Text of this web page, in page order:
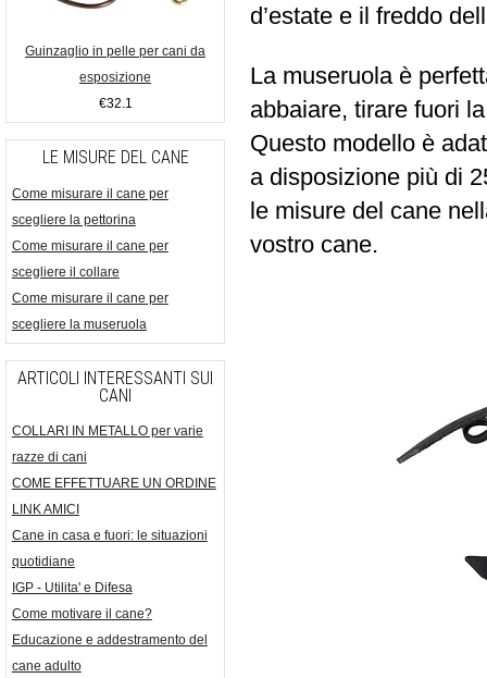
Guinzaglio in pelle per cani da
esposizione
€32.1
LE MISURE DEL CANE
Come misurare il cane per
scegliere la pettorina
Come misurare il cane per
scegliere il collare
Come misurare il cane per
scegliere la museruola
ARTICOLI INTERESSANTI SUI
CANI
COLLARI IN METALLO per varie
razze di cani
COME EFFETTUARE UN ORDINE
LINK AMICI
Cane in casa e fuori: le situazioni
quotidiane
IGP - Utilita' e Difesa
Come motivare il cane?
Educazione e addestramento del
cane adulto
d’estate e il freddo
La museruola è
abbaiare, tirare fuori
Questo modello è
a disposizione più di
le misure del cane
vostro cane.